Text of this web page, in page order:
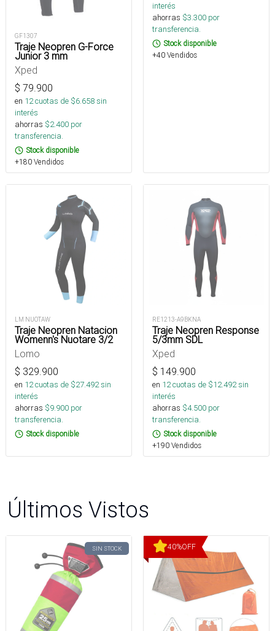
GF1307
Traje Neopren G-Force
Junior 3 mm
Xped
$ 79.900
en 12cuotas de $6.658sin
interés
ahorras $2.400 por
transferencia.
Stock disponible
+180 Vendidos
interés
ahorras $3.300 por
transferencia.
Stock disponible
+40 Vendidos
LM NUOTAW
Traje Neopren Natacion
Womenn's Nuotare 3/2
Lomo
$ 329.900
en 12cuotas de $27.492sin
interés
ahorras $9.900 por
transferencia.
Stock disponible
RE1213-A9BKNA
Traje Neopren Response
5/3mm SDL
Xped
$ 149.900
en 12cuotas de $12.492sin
interés
ahorras $4.500 por
transferencia.
Stock disponible
+190 Vendidos
Últimos Vistos
SIN STOCK 40%OFF